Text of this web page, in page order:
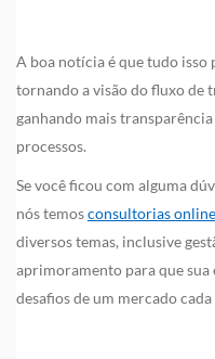
A boa notícia é que tudo isso
tornando a visão do fluxo de
ganhando mais
processos.
Se você ficou com alguma
nós temosconsultorias online
diversos temas, inclusive
aprimoramento para que sua
desafios de um mercado